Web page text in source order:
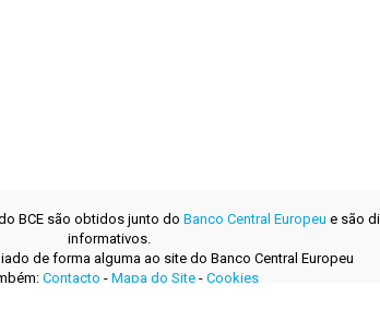
BCE são obtidos junto do Banco Central Europeu e são
informativos.
de forma alguma ao site do Banco Central Europeu
Contacto - Mapa do Site- Cookies